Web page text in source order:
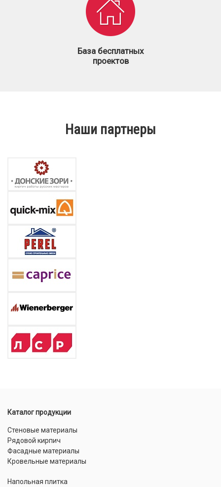
База бесплатных
проектов
Наши партнеры
Каталог продукции
Стеновые материалы
Рядовой кирпич
Фасадные материалы
Кровельные материалы
Напольная плитка